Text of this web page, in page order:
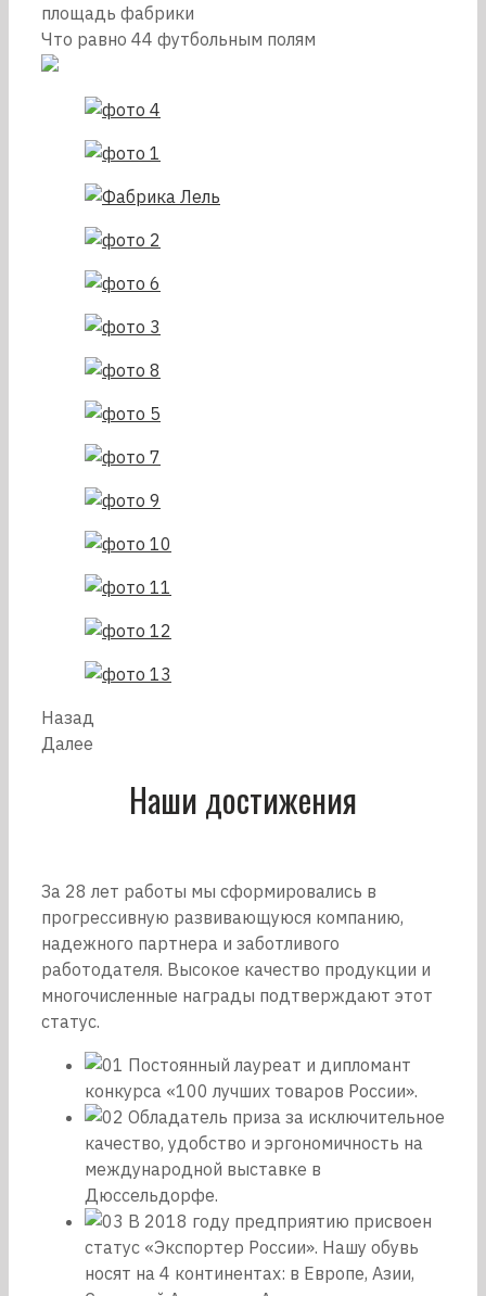
площадь фабрики
Что равно 44 футбольным полям
Назад
Далее
Наши достижения
За 28 лет работы мы сформировались в
прогрессивную развивающуюся компанию,
надежного партнера и заботливого
работодателя. Высокое качество продукции и
многочисленные награды подтверждают этот
статус.
Постоянный лауреат и дипломант
конкурса «100 лучших товаров России».
Обладатель приза за исключительное
качество, удобство и эргономичность на
международной выставке в
Дюссельдорфе.
В 2018 году предприятию присвоен
статус «Экспортер России». Нашу обувь
носят на 4 континентах: в Европе, Азии,